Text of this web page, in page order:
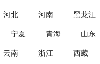
河北 河南 黑龙江
宁夏 青海 山东
云南 浙江 西藏